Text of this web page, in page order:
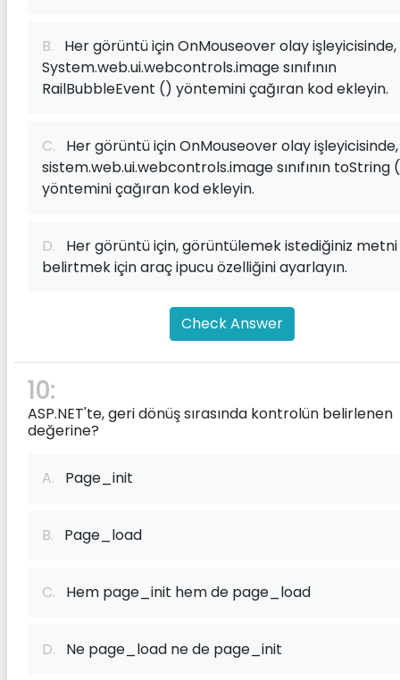
B. Her görüntü için OnMouseover olay işleyicisinde,
System.web.ui.webcontrols.image sınıfının
RailBubbleEvent () yöntemini çağıran kod ekleyin.
C. Her görüntü için OnMouseover olay işleyicisinde,
sistem.web.ui.webcontrols.image sınıfının toString
yöntemini çağıran kod ekleyin.
D. Her görüntü için, görüntülemek istediğiniz metni
belirtmek için araç ipucu özelliğini ayarlayın.
Check Answer
10:
ASP.NET'te, geri dönüş sırasında kontrolün belirlenen
değerine?
A. Page_init
B. Page_load
C. Hem page_init hem de page_load
D. Ne page_load ne de page_init